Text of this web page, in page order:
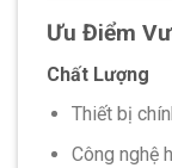
Ưu Điểm
Chất Lượng
Thiết bị
Công nghệ